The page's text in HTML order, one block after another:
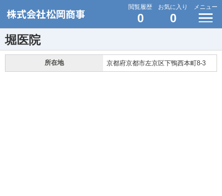
閲覧履歴
0
お気に入り
0
メニュー
堀医院
所在地 京都府京都市左京区下鴨西本町8-3